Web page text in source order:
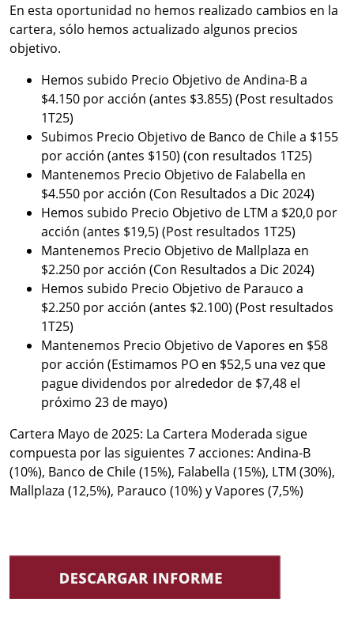
En esta oportunidad no hemos realizado cambios en la
cartera, sólo hemos actualizado algunos precios
objetivo.
Hemos subido Precio Objetivo de Andina-B a
$4.150 por acción (antes $3.855) (Post resultados
1T25)
Subimos Precio Objetivo de Banco de Chile a $155
por acción (antes $150) (con resultados 1T25)
Mantenemos Precio Objetivo de Falabella en
$4.550 por acción (Con Resultados a Dic 2024)
Hemos subido Precio Objetivo de LTM a $20,0 por
acción (antes $19,5) (Post resultados 1T25)
Mantenemos Precio Objetivo de Mallplaza en
$2.250 por acción (Con Resultados a Dic 2024)
Hemos subido Precio Objetivo de Parauco a
$2.250 por acción (antes $2.100) (Post resultados
1T25)
Mantenemos Precio Objetivo de Vapores en $58
por acción (Estimamos PO en $52,5 una vez que
pague dividendos por alrededor de $7,48 el
próximo 23 de mayo)
Cartera Mayo de 2025: La Cartera Moderada sigue
compuesta por las siguientes 7 acciones: Andina-B
(10%), Banco de Chile (15%), Falabella (15%), LTM (30%),
Mallplaza (12,5%), Parauco (10%) y Vapores (7,5%)